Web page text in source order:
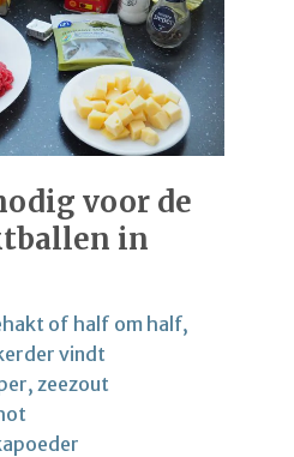
voor de
in
of half om half,
vindt
zeezout